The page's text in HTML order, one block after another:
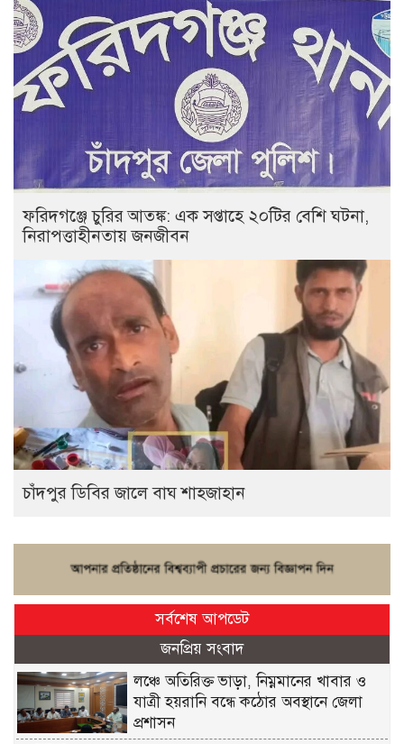
ফরিদগঞ্জে চুরির আতঙ্ক: এক সপ্তাহে ২০টির বেশি ঘটনা,
নিরাপত্তাহীনতায় জনজীবন
চাঁদপুর ডিবির জালে বাঘ শাহজাহান
সর্বশেষ আপডেট
জনপ্রিয় সংবাদ
লঞ্চে অতিরিক্ত ভাড়া, নিম্নমানের খাবার ও
যাত্রী হয়রানি বন্ধে কঠোর অবস্থানে জেলা
প্রশাসন